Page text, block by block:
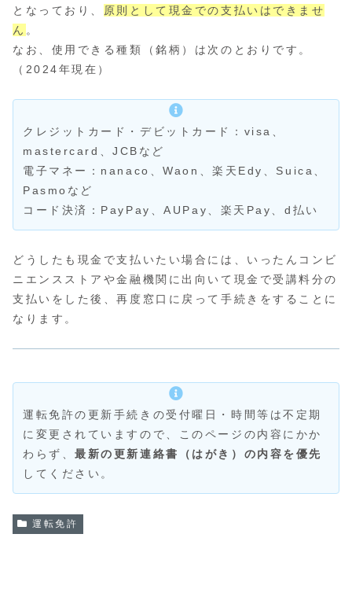
となっており、
原則として現金での支払いはできませ
ん 。
なお、使用できる種類（銘柄）は次のとおりです。
（2024年現在）
クレジットカード・デビットカード：visa、
mastercard、JCBなど
電子マネー：nanaco、Waon、楽天Edy、Suica、
Pasmoなど
コード決済：PayPay、AUPay、楽天Pay、d払い
どうしたも現金で支払いたい場合には、いったんコンビ
ニエンスストアや金融機関に出向いて現金で受講料分の
支払いをした後、再度窓口に戻って手続きをすることに
なります。
運転免許の更新手続きの受付曜日・時間等は不定期
に変更されていますので、このページの内容にかか
わらず、最新の更新連絡書（はがき）の内容を優先
してください。
運転免許